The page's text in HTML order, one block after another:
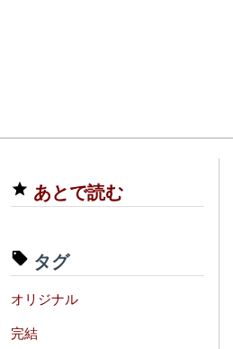
あとで読む
タグ
オリジナル
完結